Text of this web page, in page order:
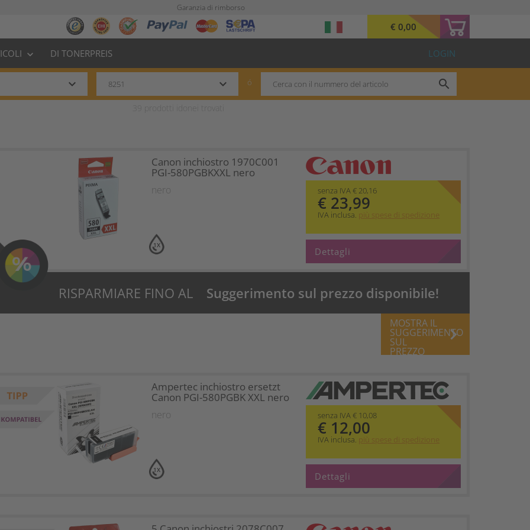
Garanzia di rimborso
€ 0,00
keyboard_arrow_down DI TONERPREIS LOGIN
keyboard_arrow_down keyboard_arrow_down ó search
1X
Canon inchiostro 1970C001
PGI-580PGBKXXL nero
nero senza IVA € 20,16
€ 23,99
IVA inclusa. più spese di spedizione
Dettagli
RISPARMIARE FINO AL Suggerimento sul prezzo disponibile!
MOSTRA IL
SUGGERIMENTO
SUL
PREZZO
keyboard_arrow_right
1X
Ampertec inchiostro ersetzt
Canon PGI-580PGBK XXL nero
nero senza IVA € 10,08
€ 12,00
IVA inclusa. più spese di spedizione
Dettagli